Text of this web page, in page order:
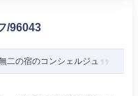
/96043
二の宿のコンシェルジュ